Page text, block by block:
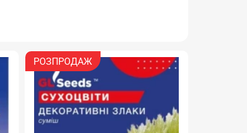
РОЗПРОДАЖ